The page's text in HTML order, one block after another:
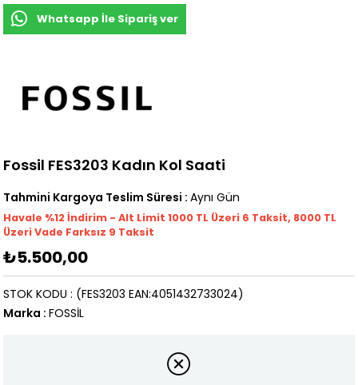
Whatsapp İle Sipariş ver
Fossil FES3203 Kadın Kol Saati
Tahmini Kargoya Teslim Süresi : Aynı Gün
Havale %12 İndirim - Alt Limit 1000 TL Üzeri 6 Taksit, 8000 TL
Üzeri Vade Farksız 9 Taksit
₺5.500,00
(FES3203 EAN:4051432733024)
STOK KODU
Marka : FOSSİL